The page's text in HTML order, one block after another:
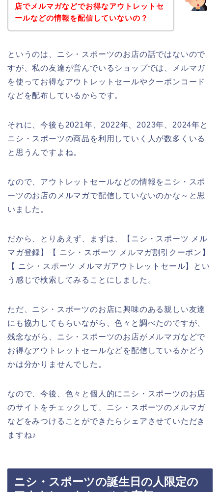
店でメルマガなどでお得なアウトレットセ
ールなどの情報を配信していないの？
というのは、ニシ・スポーツのお店の話ではないので
すが、私の友達が営んでいるショップでは、メルマガ
を使ってお得なアウトレットセールやクーポンコード
などを配布しているからです。
それに、今後も2021年、2022年、2023年、2024年と
ニシ・スポーツの商品を利用していく人が数多くいる
と思うんですよね。
なので、アウトレットセールなどの情報をニシ・スポ
ーツのお店のメルマガで配信していないのかな～と思
いました。
だから、とりあえず、まずは、【ニシ・スポーツ メル
マガ登録】【 ニシ・スポーツ メルマガ割引クーポン】
【 ニシ・スポーツ メルマガアウトレットセール】とい
う感じで検索してみることにしました。
ただ、ニシ・スポーツのお店に興味のある親しい友達
にも協力してもらいながら、色々と調べたのですが、
残念ながら、ニシ・スポーツのお店がメルマガなどで
お得なアウトレットセールなどを配信しているかどう
かは分かりませんでした。
なので、今後、色々と個人的にニシ・スポーツのお店
のサイトをチェックして、ニシ・スポーツのメルマガ
などをみつけることができたらシェアさせていただき
ますね♪
ニシ・スポーツの誕生日の人限定の